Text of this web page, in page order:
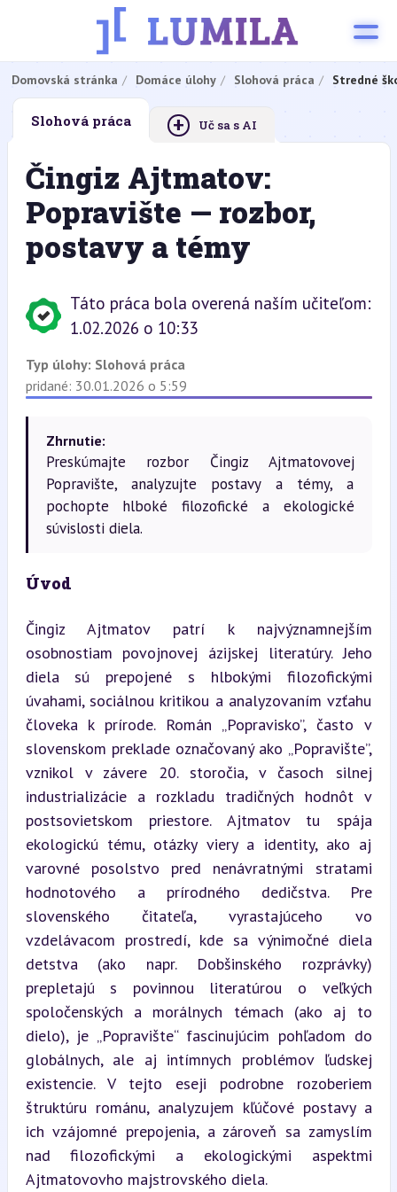
Domovská stránka Domáce úlohy Slohová práca Stredné
Slohová práca + Uč sa s AI
Čingiz Ajtmatov:
Popravište — rozbor,
postavy a témy
Táto práca bola overená naším učiteľom:
1.02.2026 o 10:33
Typ úlohy: Slohová práca
pridané: 30.01.2026 o 5:59
Zhrnutie:
Preskúmajte rozbor Čingiz Ajtmatovovej
Popravište, analyzujte postavy a témy, a
pochopte hlboké filozofické a ekologické
súvislosti diela.
Úvod
Čingiz Ajtmatov patrí k najvýznamnejším
osobnostiam povojnovej ázijskej literatúry. Jeho
diela sú prepojené s hlbokými filozofickými
úvahami, sociálnou kritikou a analyzovaním vzťahu
človeka k prírode. Román „Popravisko”, často v
slovenskom preklade označovaný ako „Popravište”,
vznikol v závere 20. storočia, v časoch silnej
industrializácie a rozkladu tradičných hodnôt v
postsovietskom priestore. Ajtmatov tu spája
ekologickú tému, otázky viery a identity, ako aj
varovné posolstvo pred nenávratnými stratami
hodnotového a prírodného dedičstva. Pre
slovenského čitateľa, vyrastajúceho vo
vzdelávacom prostredí, kde sa výnimočné diela
detstva (ako napr. Dobšinského rozprávky)
prepletajú s povinnou literatúrou o veľkých
spoločenských a morálnych témach (ako aj to
dielo), je „Popravište“ fascinujúcim pohľadom do
globálnych, ale aj intímnych problémov ľudskej
existencie. V tejto eseji podrobne rozoberiem
štruktúru románu, analyzujem kľúčové postavy a
ich vzájomné prepojenia, a zároveň sa zamyslím
nad filozofickými a ekologickými aspektmi
Ajtmatovovho majstrovského diela.